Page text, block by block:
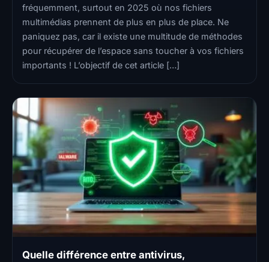
fréquemment, surtout en 2025 où nos fichiers
multimédias prennent de plus en plus de place. Ne
paniquez pas, car il existe une multitude de méthodes
pour récupérer de l’espace sans toucher à vos fichiers
importants ! L’objectif de cet article […]
Quelle différence entre antivirus,